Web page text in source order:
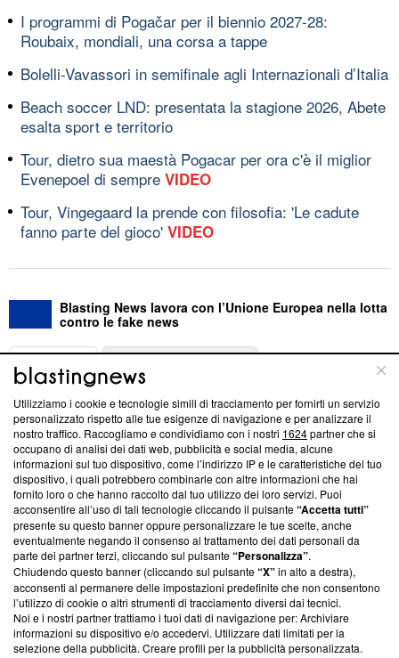
I programmi di Pogačar per il biennio 2027-28:
Roubaix, mondiali, una corsa a tappe
Bolelli-Vavassori in semifinale agli Internazionali d’Italia
Beach soccer LND: presentata la stagione 2026, Abete
esalta sport e territorio
Tour, dietro sua maestà Pogacar per ora c'è il miglior
Evenepoel di sempre VIDEO
Tour, Vingegaard la prende con filosofia: 'Le cadute
fanno parte del gioco' VIDEO
Blasting News lavora con l’Unione Europea nella lotta
contro le fake news
ABOUT
Questa sezione offre informazioni trasparenti su Blasting
News, sui nostri processi editoriali e su come ci impegniamo a
creare news di qualità. Inoltre, afferma la nostra aderenza a
‘Trust Project - News with Integrity’Blasting News non è
ancora membro del programma, ma ha richiesto di farne
parte; Trust Project non ha ancora effettuato una verifica di
conformità agli standard.
Su di noi
Team editoriale
Corporate
Redazione
Utilizziamo i cookie e tecnologie simili di tracciamento per fornirti un servizio
personalizzato rispetto alle tue esigenze di navigazione e per analizzare il
nostro traffico. Raccogliamo e condividiamo con i nostri 1624partner che si
occupano di analisi dei dati web, pubblicità e social media, alcune
informazioni sul tuo dispositivo, come l’indirizzo IP e le caratteristiche del tuo
dispositivo, i quali potrebbero combinarle con altre informazioni che hai
fornito loro o che hanno raccolto dal tuo utilizzo dei loro servizi. Puoi
acconsentire all’uso di tali tecnologie cliccando il pulsante“Accetta tutti”
presente su questo banner oppure personalizzare le tue scelte, anche
eventualmente negando il consenso al trattamento dei dati personali da
parte dei partner terzi, cliccando sul pulsante“Personalizza”.
Chiudendo questo banner (cliccando sul pulsante“X”in alto a destra),
acconsenti al permanere delle impostazioni predefinite che non consentono
l’utilizzo di cookie o altri strumenti di tracciamento diversi dai tecnici.
Noi e i nostri partner trattiamo i tuoi dati di navigazione per: Archiviare
informazioni su dispositivo e/o accedervi. Utilizzare dati limitati per la
selezione della pubblicità. Creare profili per la pubblicità personalizzata.